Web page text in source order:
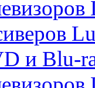
и Blu-